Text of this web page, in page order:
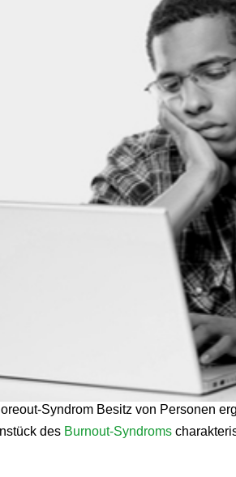
Syndrom Besitz von Personen
des Burnout-Syndroms